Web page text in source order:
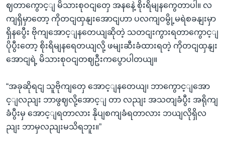
ဈတာကွောင့ျ မိသားစုဝငျတှေ အနနေဲ့ စိုးရိမျနကွေတာပါ။ လ
ကျရှိမှာတော့ ကိုတငျထှနျးအောငျဟာ ပလကျဝမွို့မရဲစခနျးမှာ
ရှိနပွေီး ဗိုကျအောင့ျနတေယျဆိုတဲ့ သတငျးကွားရတာကွောင့ျ
ပိုပွီးတော့ စိုးရိမျနရေတယျလို့ ဖမျးဆီးခံထားရတဲ့ ကိုတငျထှနျး
အောငျရဲ့ မိသားစုဝငျတဈဦးကပွောပါတယျ။
“အခုဆိုရငျ သူဗိုကျတှေ အောင့ျနတေယျ၊ ဘာကွောင့ျအော
င့ျလညျး ဘာဖွဈလို့အောင့ျ တာ လညျး အသတျခံပွီး အရိုကျ
ခံပွီးမှ အောင့ျရတာလား နိုပျစကျခံရတာလား ဘယျလိုရှိလ
ညျး ဘာမှလညျးမသိရဘူး။”